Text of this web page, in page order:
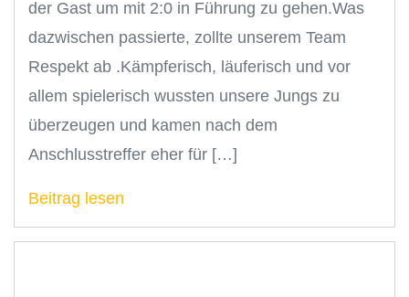
der Gast um mit 2:0 in Führung zu gehen.Was
dazwischen passierte, zollte unserem Team
Respekt ab .Kämpferisch, läuferisch und vor
allem spielerisch wussten unsere Jungs zu
überzeugen und kamen nach dem
Anschlusstreffer eher für […]
Beitrag lesen